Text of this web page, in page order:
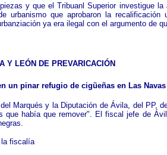
y que el Tribuanl Superior investigue
urbanismo que aprobaron la
ya era ilegal con el argumento de
Y LEÓN DE PREVARICACIÓN
un pinar refugio de cigüeñas en Las
Marqués y la Diputación de Ávila, del PP,
que había que remover". El fiscal jefe de
la fiscalía